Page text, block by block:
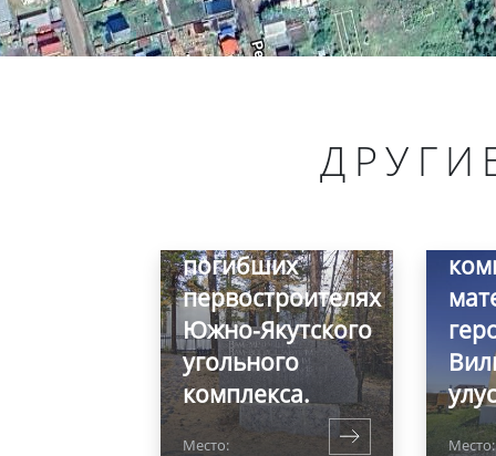
погибших
первостроителях
Южно-Якутского
угольного
комплекса.
Место: Место: